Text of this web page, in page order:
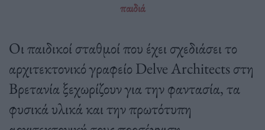
παιδιά
Οι παιδικοί σταθμοί που έχει σχεδιάσει το
αρχιτεκτονικό γραφείο Delve Architects στη
Βρετανία ξεχωρίζουν για την φαντασία, τα
φυσικά υλικά και την πρωτότυπη